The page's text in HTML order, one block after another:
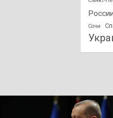
России
Сочи